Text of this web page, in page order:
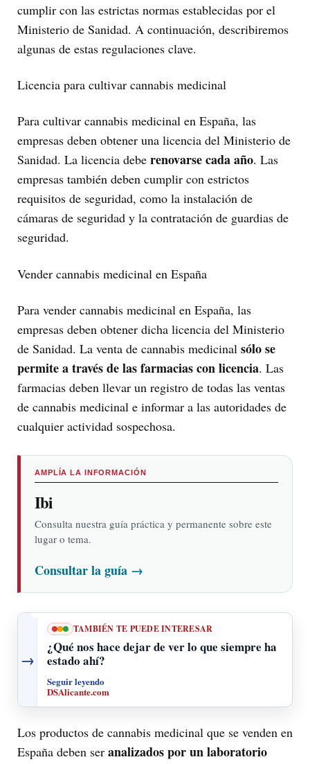
cumplir con las estrictas normas establecidas por el
Ministerio de Sanidad. A continuación, describiremos
algunas de estas regulaciones clave.
Licencia para cultivar cannabis medicinal
Para cultivar cannabis medicinal en España, las
empresas deben obtener una licencia del Ministerio de
Sanidad. La licencia debe renovarse cada año. Las
empresas también deben cumplir con estrictos
requisitos de seguridad, como la instalación de
cámaras de seguridad y la contratación de guardias de
seguridad.
Vender cannabis medicinal en España
Para vender cannabis medicinal en España, las
empresas deben obtener dicha licencia del Ministerio
de Sanidad. La venta de cannabis medicinal sólo se
permite a través de las farmacias con licencia. Las
farmacias deben llevar un registro de todas las ventas
de cannabis medicinal e informar a las autoridades de
cualquier actividad sospechosa.
AMPLÍA LA INFORMACIÓN
Ibi
Consulta nuestra guía práctica y permanente sobre este
lugar o tema.
Consultar la guía →
→
TAMBIÉN TE PUEDE INTERESAR
¿Qué nos hace dejar de ver lo que siempre ha
estado ahí?
Seguir leyendo
DSAlicante.com
Los productos de cannabis medicinal que se venden en
España deben ser analizados por un laboratorio